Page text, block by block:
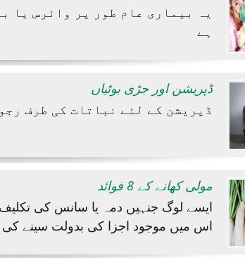
یہ بیماری عام طور پر وائرس یا
ہے
ڈپریشن اور جڑی بوٹیاں
ڈپریشن کے لئے نباتات کی طرف
مولی کھانے کے 8 فوائد
ایسے لوگ جنہیں دمہ یا سانس کی تکلیف
اس میں موجود اجزا کی بدولت سینے